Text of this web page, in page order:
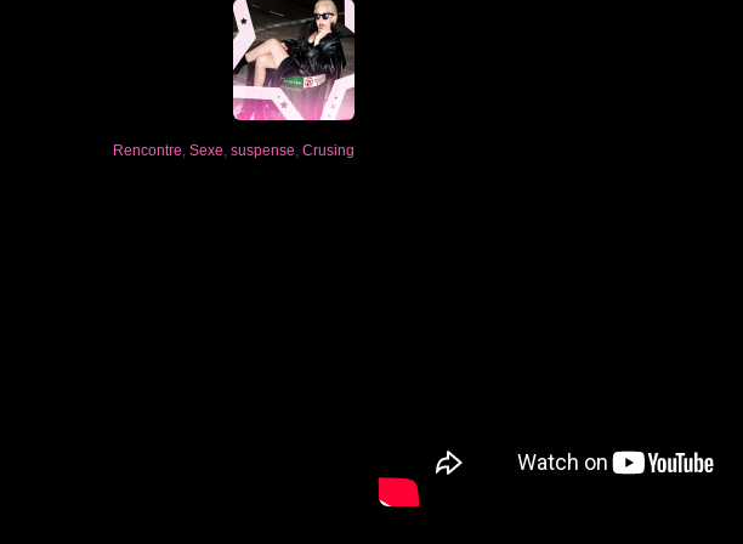
Rencontre Sexe suspense Crusing